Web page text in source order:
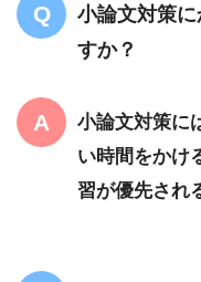
小論文対策
すか？
小論文対策に
い時間をかけ
習が優先され